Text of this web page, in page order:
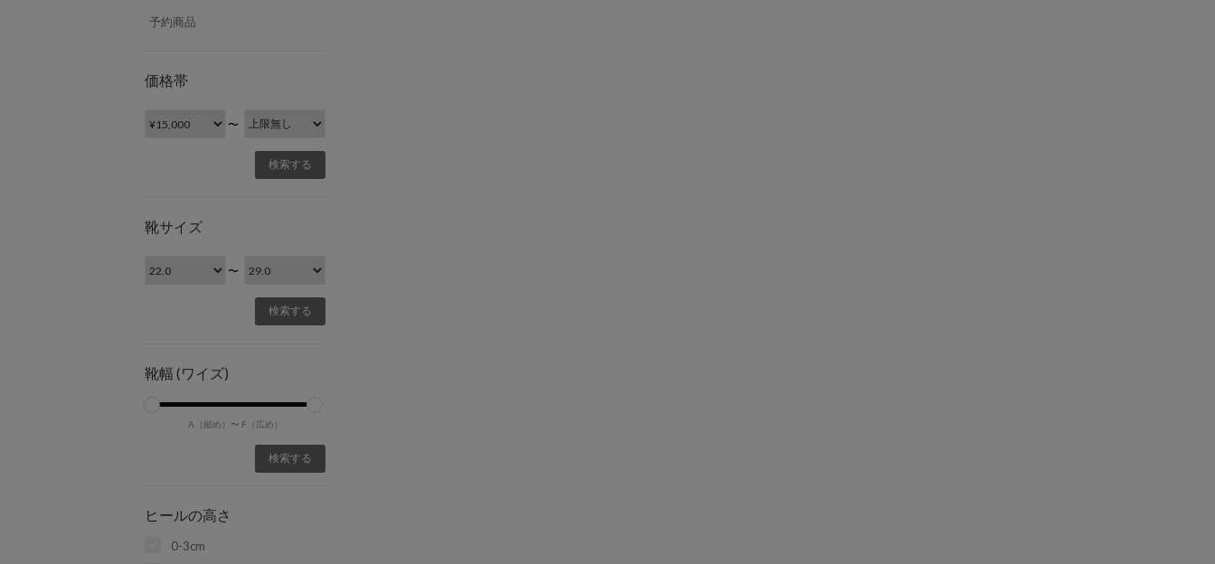
予約商品
価格帯
〜
靴サイズ
〜
靴幅 (ワイズ)
A（細め）〜 F（広め）
ヒールの高さ
0-3cm